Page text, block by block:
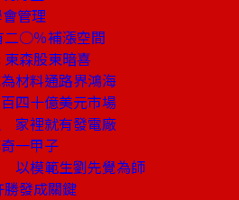
管理
二○％補漲空間
森股東暗喜
材料通路界鴻海
四十億美元市場
家裡就有發電廠
一甲子
以模範生劉先覺為師
發成關鍵